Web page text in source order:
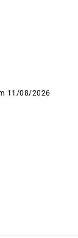
11/08/2026